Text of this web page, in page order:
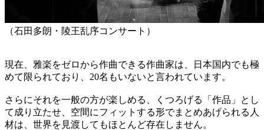
（石田多朗・陵王乱序コンサート）
現在、雅楽をゼロから作曲できる作曲家は、日本国内でも極
めて限られており、20名もいないと言われています。
さらにそれを一般の方が楽しめる、くつろげる「作品」とし
て成り立たせ、空間にフィットする形でまとめあげられる人
材は、世界を見渡してもほとんど存在しません。